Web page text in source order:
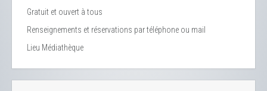
Gratuit et ouvert à tous
Renseignements et réservations par téléphone ou mail
Lieu Médiathèque